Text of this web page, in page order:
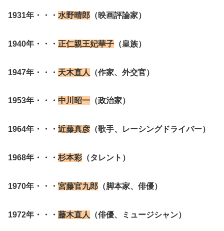
1931年・・・ 水野晴郎 （映画評論家）
1940年・・・ 正仁親王妃華子 （皇族）
1947年・・・ 天木直人 （作家、外交官）
1953年・・・ 中川昭一 （政治家）
1964年・・・ 近藤真彦 （歌手、レーシングドライバー）
1968年・・・ 杉本彩 （タレント）
1970年・・・ 宮藤官九郎 （脚本家、俳優）
1972年・・・ 藤木直人 （俳優、ミュージシャン）